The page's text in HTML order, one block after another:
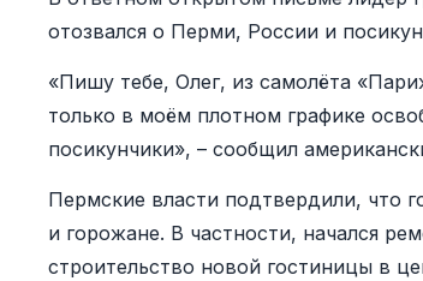
отозвался о Перми, России и
«Пишу тебе, Олег, из самолёта
только в моём плотном графике
посикунчики», – сообщил
Пермские власти подтвердили, что
и горожане. В частности, начался
строительство новой гостиницы в